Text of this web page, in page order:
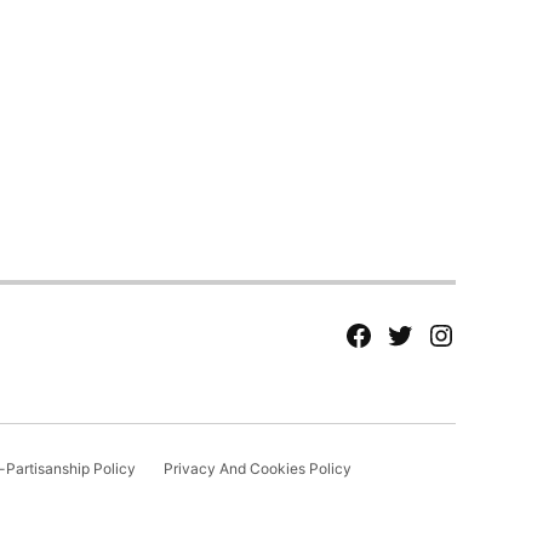
fb Tw tw
Partisanship Policy Privacy And Cookies Policy